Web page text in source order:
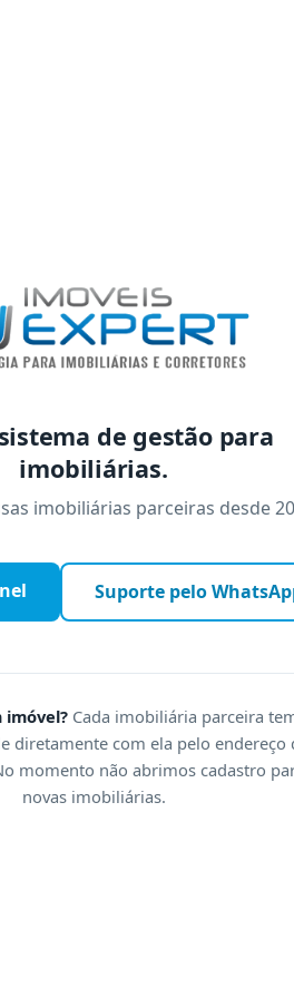
de gestão para
imobiliárias.
imobiliárias parceiras desde
Suporte pelo
imóvel? Cada imobiliária parceira
diretamente com ela pelo endereço
momento não abrimos cadastro
novas imobiliárias.